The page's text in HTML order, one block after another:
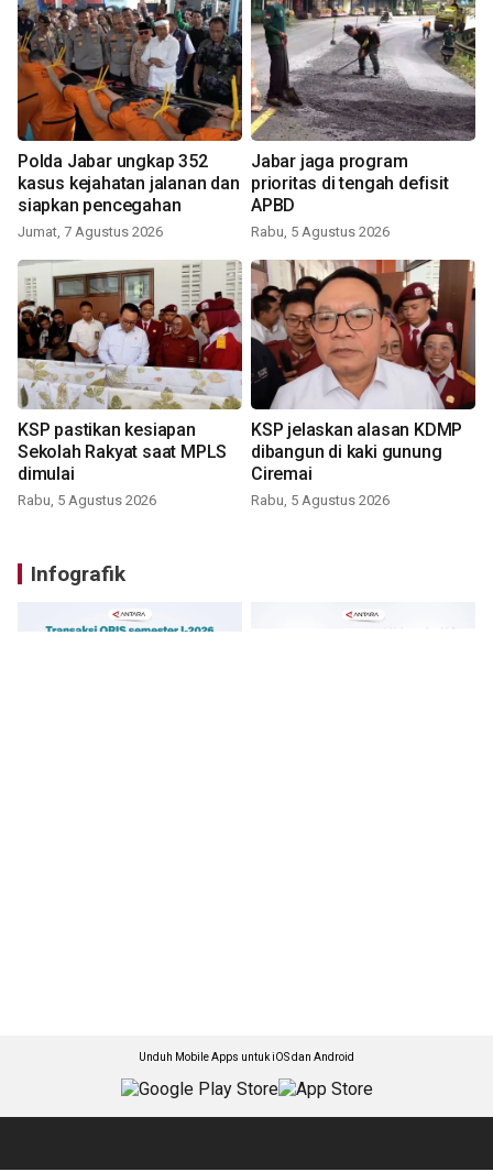
Polda Jabar ungkap 352
kasus kejahatan jalanan dan
siapkan pencegahan
Jumat, 7 Agustus 2026
Jabar jaga program
prioritas di tengah defisit
APBD
Rabu, 5 Agustus 2026
KSP pastikan kesiapan
Sekolah Rakyat saat MPLS
dimulai
Rabu, 5 Agustus 2026
KSP jelaskan alasan KDMP
dibangun di kaki gunung
Ciremai
Rabu, 5 Agustus 2026
Infografik
Unduh Mobile Apps untuk iOS dan Android